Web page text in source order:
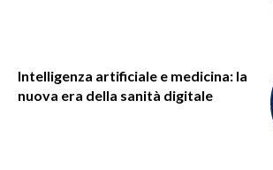
Intelligenza artificiale e medicina: la
nuova era della sanità digitale